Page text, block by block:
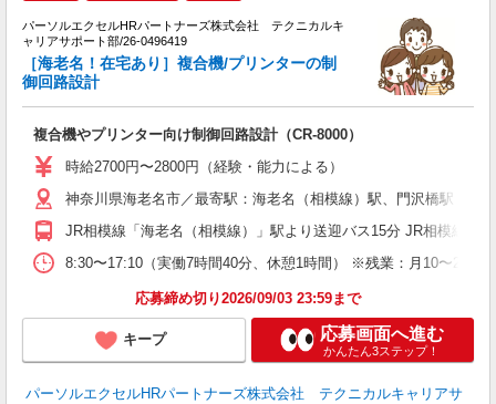
パーソルエクセルHRパートナーズ株式会社 テクニカルキ
ャリアサポート部/26-0496419
［海老名！在宅あり］複合機/プリンターの制
御回路設計
複合機やプリンター向け制御回路設計（CR-8000）
時給2700円〜2800円（経験・能力による）
神奈川県海老名市／最寄駅：海老名（相模線）駅、門沢橋駅
JR相模線「海老名（相模線）」駅より送迎バス15分 JR相模線「
8:30〜17:10（実働7時間40分、休憩1時間） ※残業：月10〜20
応募締め切り2026/09/03 23:59まで
キープ 応募画面へ進む
かんたん3ステップ！
パーソルエクセルHRパートナーズ株式会社 テクニカルキャリアサ